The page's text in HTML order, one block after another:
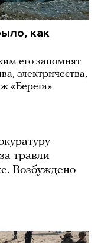
как
его запомнят
электричества,
«Берега»
травли
Возбуждено